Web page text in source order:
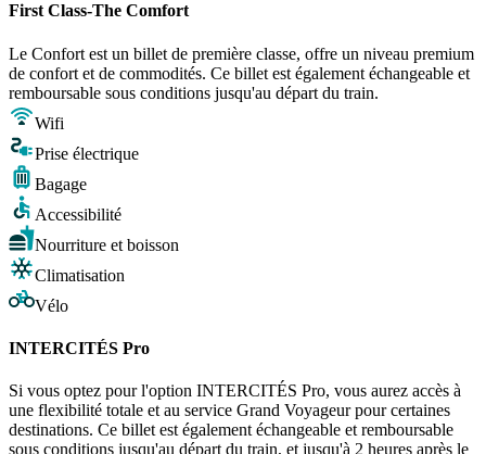
First Class-The Comfort
Le Confort est un billet de première classe, offre un niveau premium
de confort et de commodités. Ce billet est également échangeable et
remboursable sous conditions jusqu'au départ du train.
Wifi
Prise électrique
Bagage
Accessibilité
Nourriture et boisson
Climatisation
Vélo
INTERCITÉS Pro
Si vous optez pour l'option INTERCITÉS Pro, vous aurez accès à
une flexibilité totale et au service Grand Voyageur pour certaines
destinations. Ce billet est également échangeable et remboursable
sous conditions jusqu'au départ du train, et jusqu'à 2 heures après le